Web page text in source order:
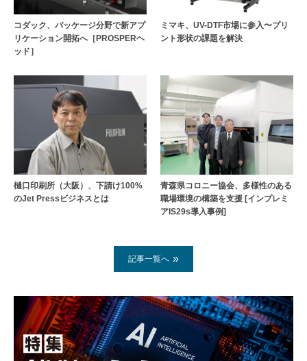
コダック、パッケージ分野で新アプ
リケーション開拓へ［PROSPERヘ
ッド］
ミマキ、UV-DTF市場に参入〜プリ
ント形状の課題を解決
樋口印刷所（大阪）、下請け100%
のJet Pressビジネスとは
青森県コロニー協会、多様性のある
職場環境の構築を支援 [インプレミ
アIS29s導入事例]
記事一覧へ